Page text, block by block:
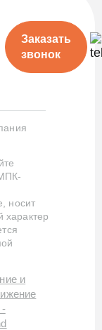
Заказать
звонок
носит
и
-